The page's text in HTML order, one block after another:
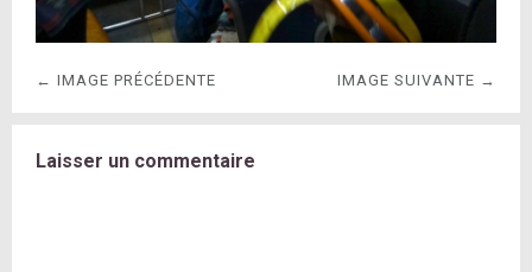
← IMAGE PRÉCÉDENTE IMAGE SUIVANTE →
Laisser un commentaire